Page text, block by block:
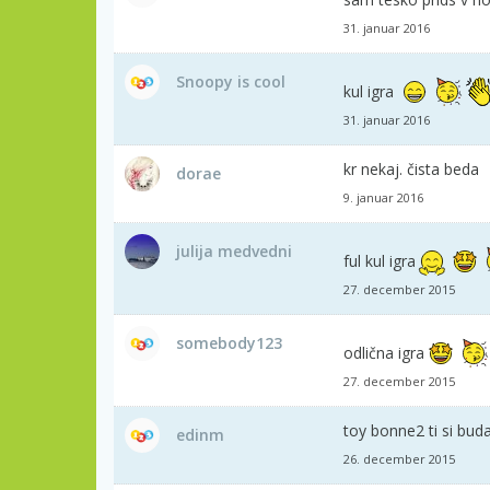
31. januar 2016
Snoopy is cool kul igra
31. januar 2016
dorae kr nekaj. čista beda
9. januar 2016
julija medvedni ful kul igra
27. december 2015
somebody123 odlična igra
27. december 2015
edinm toy bonne2 ti si
26. december 2015